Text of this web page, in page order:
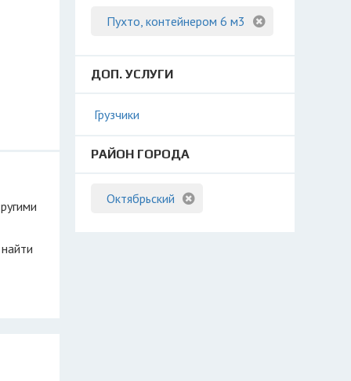
Пухто, контейнером 6 м3
ДОП. УСЛУГИ
Грузчики
РАЙОН ГОРОДА
Октябрьский